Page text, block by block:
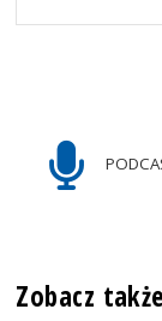
Zobacz także